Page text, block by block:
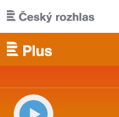
Přejít k hlavnímu obsahu